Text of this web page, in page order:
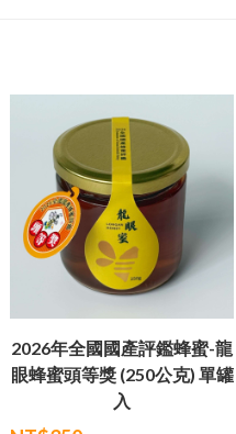
2026年全國國產評鑑蜂蜜-龍
眼蜂蜜頭等獎 (250公克) 單罐
入